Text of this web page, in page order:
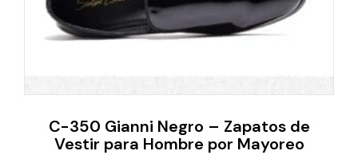
C-350 Gianni Negro – Zapatos de
Vestir para Hombre por Mayoreo